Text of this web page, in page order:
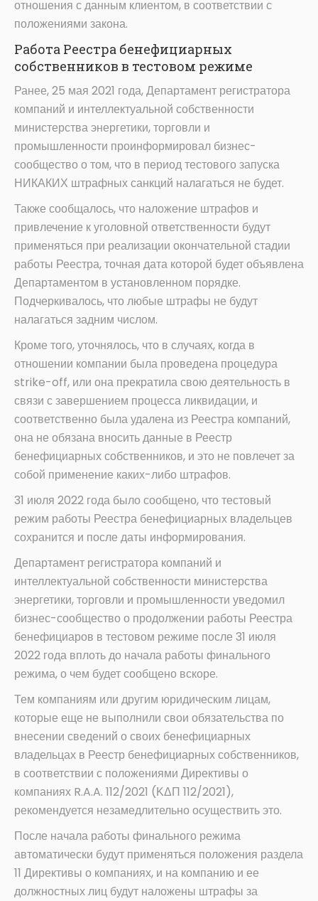
отношения с данным клиентом, в соответствии с
положениями закона.
Работа Реестра бенефициарных
собственников в тестовом режиме
Ранее, 25 мая 2021 года, Департамент регистратора
компаний и интеллектуальной собственности
министерства энергетики, торговли и
промышленности проинформировал бизнес-
сообщество о том, что в период тестового запуска
НИКАКИХ штрафных санкций налагаться не будет.
Также сообщалось, что наложение штрафов и
привлечение к уголовной ответственности будут
применяться при реализации окончательной стадии
работы Реестра, точная дата которой будет объявлена
Департаментом в установленном порядке.
Подчеркивалось, что любые штрафы не будут
налагаться задним числом.
Кроме того, уточнялось, что в случаях, когда в
отношении компании была проведена процедура
strike-off, или она прекратила свою деятельность в
связи с завершением процесса ликвидации, и
соответственно была удалена из Реестра компаний,
она не обязана вносить данные в Реестр
бенефициарных собственников, и это не повлечет за
собой применение каких-либо штрафов.
31 июля 2022 года было сообщено, что тестовый
режим работы Реестра бенефициарных владельцев
сохранится и после даты информирования.
Департамент регистратора компаний и
интеллектуальной собственности министерства
энергетики, торговли и промышленности уведомил
бизнес-сообщество о продолжении работы Реестра
бенефициаров в тестовом режиме после 31 июля
2022 года вплоть до начала работы финального
режима, о чем будет сообщено вскоре.
Тем компаниям или другим юридическим лицам,
которые еще не выполнили свои обязательства по
внесении сведений о своих бенефициарных
владельцах в Реестр бенефициарных собственников,
в соответствии с положениями Директивы о
компаниях R.A.A. 112/2021 (ΚΔΠ 112/2021),
рекомендуется незамедлительно осуществить это.
После начала работы финального режима
автоматически будут применяться положения раздела
11 Директивы о компаниях, и на компанию и ее
должностных лиц будут наложены штрафы за